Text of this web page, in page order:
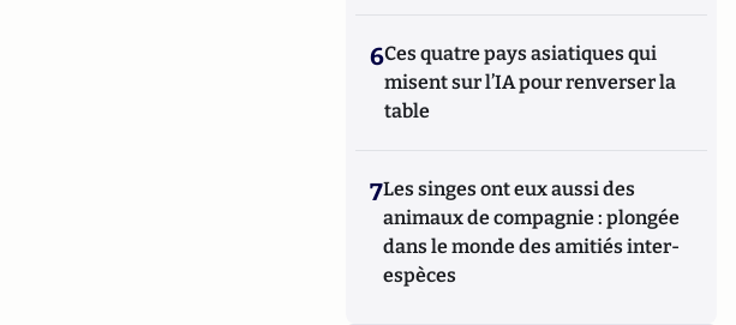
6Ces quatre pays asiatiques qui
misent sur l’IA pour renverser la
table
7Les singes ont eux aussi des
animaux de compagnie : plongée
dans le monde des amitiés inter-
espèces